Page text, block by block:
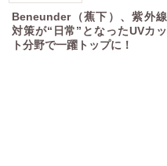
Beneunder（蕉下）、紫外線
対策が“日常”となったUVカッ
ト分野で一躍トップに！